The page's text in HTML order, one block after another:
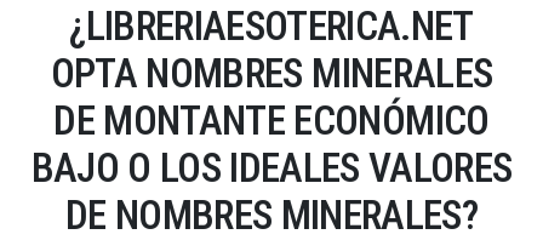
¿LIBRERIAESOTERICA.NET
OPTA NOMBRES MINERALES
DE MONTANTE ECONÓMICO
BAJO O LOS IDEALES VALORES
DE NOMBRES MINERALES?